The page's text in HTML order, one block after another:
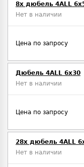
8x дюбель 4ALL
Нет в наличии
Цена по запросу
Дюбель 4ALL 6x30
Нет в наличии
Цена по запросу
28x дюбель 4ALL
Нет в наличии